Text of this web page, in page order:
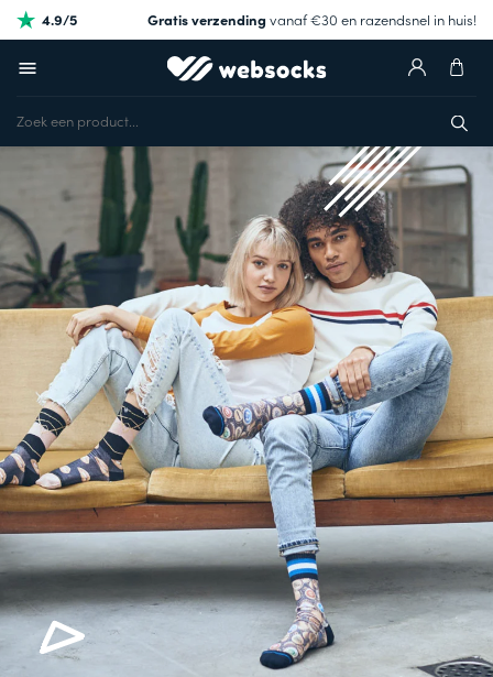
4.9/5 Gratis verzendingvanaf €30 en razendsnel in huis!